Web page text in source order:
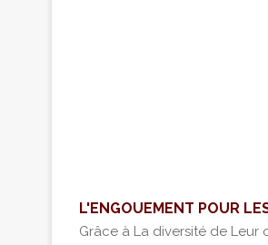
L'ENGOUEMENT POUR
Grâce à La diversité de Leur